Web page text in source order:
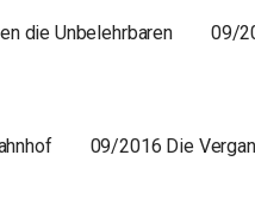
die Unbelehrbaren 09/
09/2016 Die